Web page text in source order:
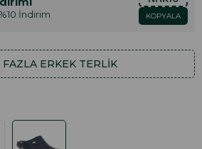
İndirim KOPYALA
FAZLA ERKEK TERLIK